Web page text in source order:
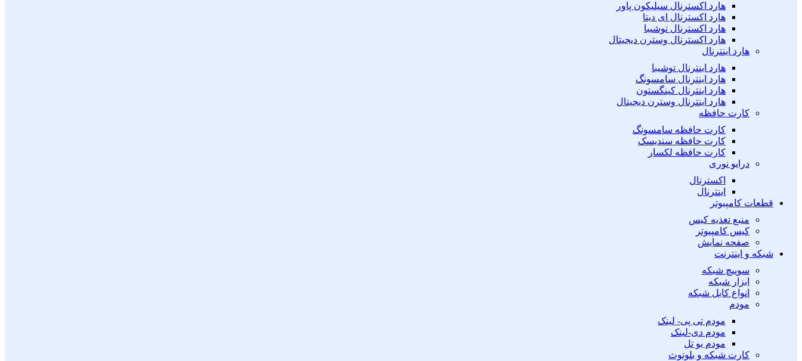
هارد اکسترنال سیلیکون پاور
هارد اکسترنال ای دیتا
هارد اکسترنال توشیبا
هارد اکسترنال وسترن دیجیتال
هارد اینترنال
هارد اینترنال توشیبا
هارد اینترنال سامسونگ
هارد اینترنال کینگستون
هارد اینترنال وسترن دیجیتال
کارت حافظه
کارت حافظه سامسونگ
کارت حافظه سندیسک
کارت حافظه لکسار
درایو نوری
اکسترنال
اینترنال
قطعات کامپیوتر
منبع تغذیه کیس
کیس کامپیوتر
صفحه نمایش
شبکه و اینترنت
سوییچ شبکه
ابزار شبکه
انواع کابل شبکه
مودم
مودم تی پی- لینک
مودم دی-لینک
مودم یو تل
کارت شبکه و بلوتوث